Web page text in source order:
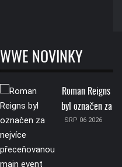
WWE NOVINKY
Roman Reigns
byl označen za
SRP 06 2026